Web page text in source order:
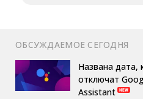
ОБСУЖДАЕМОЕ СЕГОДНЯ
Названа дата,
отключат
Assistant